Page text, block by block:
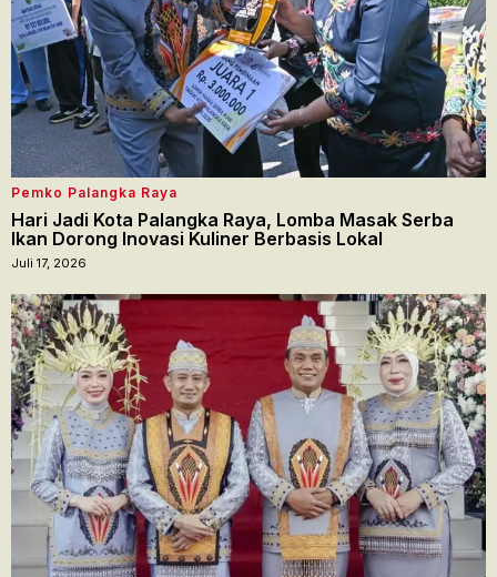
Pemko Palangka Raya
Hari Jadi Kota Palangka Raya, Lomba Masak Serba
Ikan Dorong Inovasi Kuliner Berbasis Lokal
Juli 17, 2026